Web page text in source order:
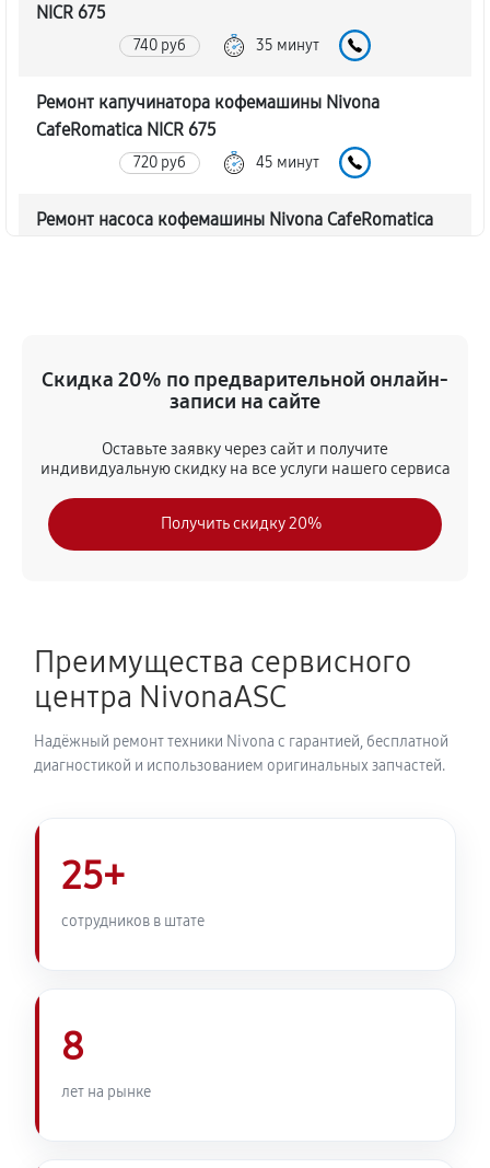
NICR 675
740 руб 35 минут
Ремонт капучинатора кофемашины Nivona
CafeRomatica NICR 675
720 руб 45 минут
Ремонт насоса кофемашины Nivona CafeRomatica
620 руб 45 минут
Чистка от кофейных масел
Замена модуля управления
NICR 675
720 руб 40 минут
Ремонт гидросистемы кофемашины Nivona
CafeRomatica NICR 675
Ремонт кофемолки кофемашины Nivona
CafeRomatica NICR 675
740 руб
Скидка 20% по предварительной онлайн-
записи на сайте
Оставьте заявку через сайт и получите
индивидуальную скидку на все услуги нашего сервиса
Получить скидку 20%
Преимущества сервисного
центра NivonaASC
Надёжный ремонт техники Nivona с гарантией, бесплатной
диагностикой и использованием оригинальных запчастей.
25+
сотрудников в штате
8
лет на рынке